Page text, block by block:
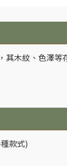
其木紋、色澤等
款式)